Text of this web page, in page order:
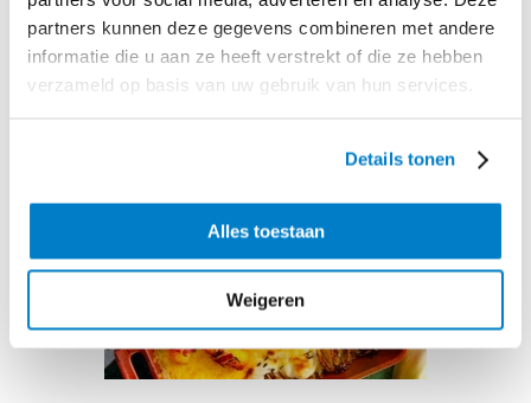
partners kunnen deze gegevens combineren met andere
informatie die u aan ze heeft verstrekt of die ze hebben
verzameld op basis van uw gebruik van hun services.
Details tonen
Alles toestaan
Weigeren
Klassieker met een twist